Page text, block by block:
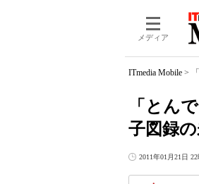
メディア
ITmedia Mobile >
「とん
子図録
2011年01月21日